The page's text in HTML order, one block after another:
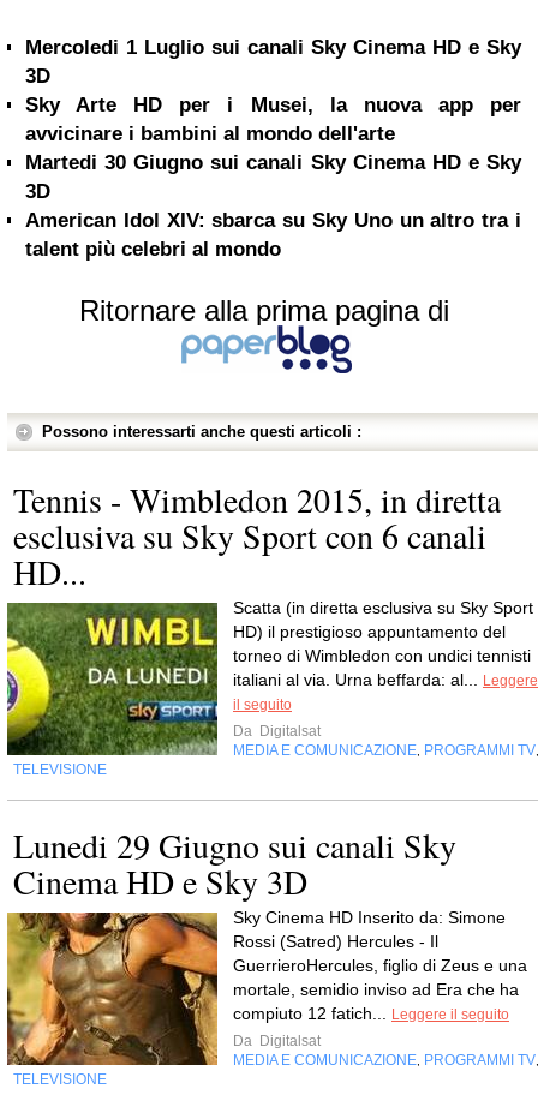
Mercoledi 1 Luglio sui canali Sky Cinema HD e Sky
3D
Sky Arte HD per i Musei, la nuova app per
avvicinare i bambini al mondo dell'arte
Martedi 30 Giugno sui canali Sky Cinema HD e Sky
3D
American Idol XIV: sbarca su Sky Uno un altro tra i
talent più celebri al mondo
Ritornare alla prima pagina di
Possono interessarti anche questi articoli :
Tennis - Wimbledon 2015, in diretta
esclusiva su Sky Sport con 6 canali
HD...
Scatta (in diretta esclusiva su Sky Sport
HD) il prestigioso appuntamento del
torneo di Wimbledon con undici tennisti
italiani al via. Urna beffarda: al...
Leggere
il seguito
Da Digitalsat
MEDIA E COMUNICAZIONE PROGRAMMI TV
TELEVISIONE
Lunedi 29 Giugno sui canali Sky
Cinema HD e Sky 3D
Sky Cinema HD Inserito da: Simone
Rossi (Satred) Hercules - Il
GuerrieroHercules, figlio di Zeus e una
mortale, semidio inviso ad Era che ha
compiuto 12 fatich...
Leggere il seguito
Da Digitalsat
MEDIA E COMUNICAZIONE PROGRAMMI TV
TELEVISIONE